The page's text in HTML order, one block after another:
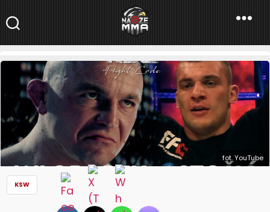
NaszeMMA
NaszeMMA.pl»Aktualności»Polskie MMA»KSW»KSW 59: Michał
Włodarek vs Darko Stošić – Trailer (wideo)
fot. YouTube
KSW